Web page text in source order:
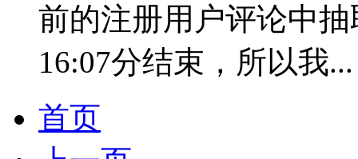
前的注册用户评论中
16:07分结束，所以我...
首页